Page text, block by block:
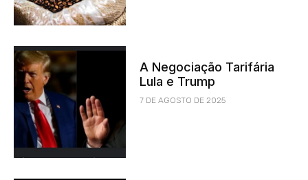
A Negociação Tarifária
Lula e Trump
7 DE AGOSTO DE 2025